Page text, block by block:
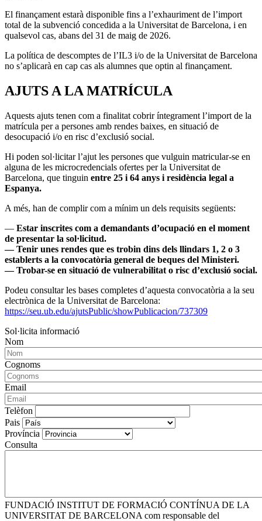
El finançament estarà disponible fins a l’exhauriment de l’import
total de la subvenció concedida a la Universitat de Barcelona, i en
qualsevol cas, abans del 31 de maig de 2026.
La política de descomptes de l’IL3 i/o de la Universitat de Barcelona
no s’aplicarà en cap cas als alumnes que optin al finançament.
AJUTS A LA MATRÍCULA
Aquests ajuts tenen com a finalitat cobrir íntegrament l’import de la
matrícula per a persones amb rendes baixes, en situació de
desocupació i/o en risc d’exclusió social.
Hi poden sol·licitar l’ajut les persones que vulguin matricular-se en
alguna de les microcredencials ofertes per la Universitat de
Barcelona, que tinguin entre 25 i 64 anys i residència legal a
Espanya.
A més, han de complir com a mínim un dels requisits següents:
— Estar inscrites com a demandants d’ocupació en el moment
de presentar la sol·licitud.
— Tenir unes rendes que es trobin dins dels llindars 1, 2 o 3
establerts a la convocatòria general de beques del Ministeri.
— Trobar-se en situació de vulnerabilitat o risc d’exclusió social.
Podeu consultar les bases completes d’aquesta convocatòria a la seu
electrònica de la Universitat de Barcelona:
https://seu.ub.edu/ajutsPublic/showPublicacion/737309
Sol·licita informació
Nom
Cognoms
Email
Telèfon
Pais
Província
Consulta
FUNDACIÓ INSTITUT DE FORMACIÓ CONTÍNUA DE LA
UNIVERSITAT DE BARCELONA com responsable del